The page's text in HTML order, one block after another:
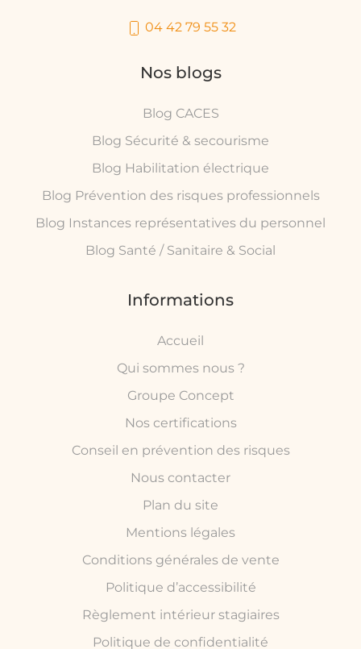
04 42 79 55 32
Nos blogs
Blog CACES
Blog Sécurité & secourisme
Blog Habilitation électrique
Blog Prévention des risques professionnels
Blog Instances représentatives du personnel
Blog Santé / Sanitaire & Social
Informations
Accueil
Qui sommes nous ?
Groupe Concept
Nos certifications
Conseil en prévention des risques
Nous contacter
Plan du site
Mentions légales
Conditions générales de vente
Politique d’accessibilité
Règlement intérieur stagiaires
Politique de confidentialité